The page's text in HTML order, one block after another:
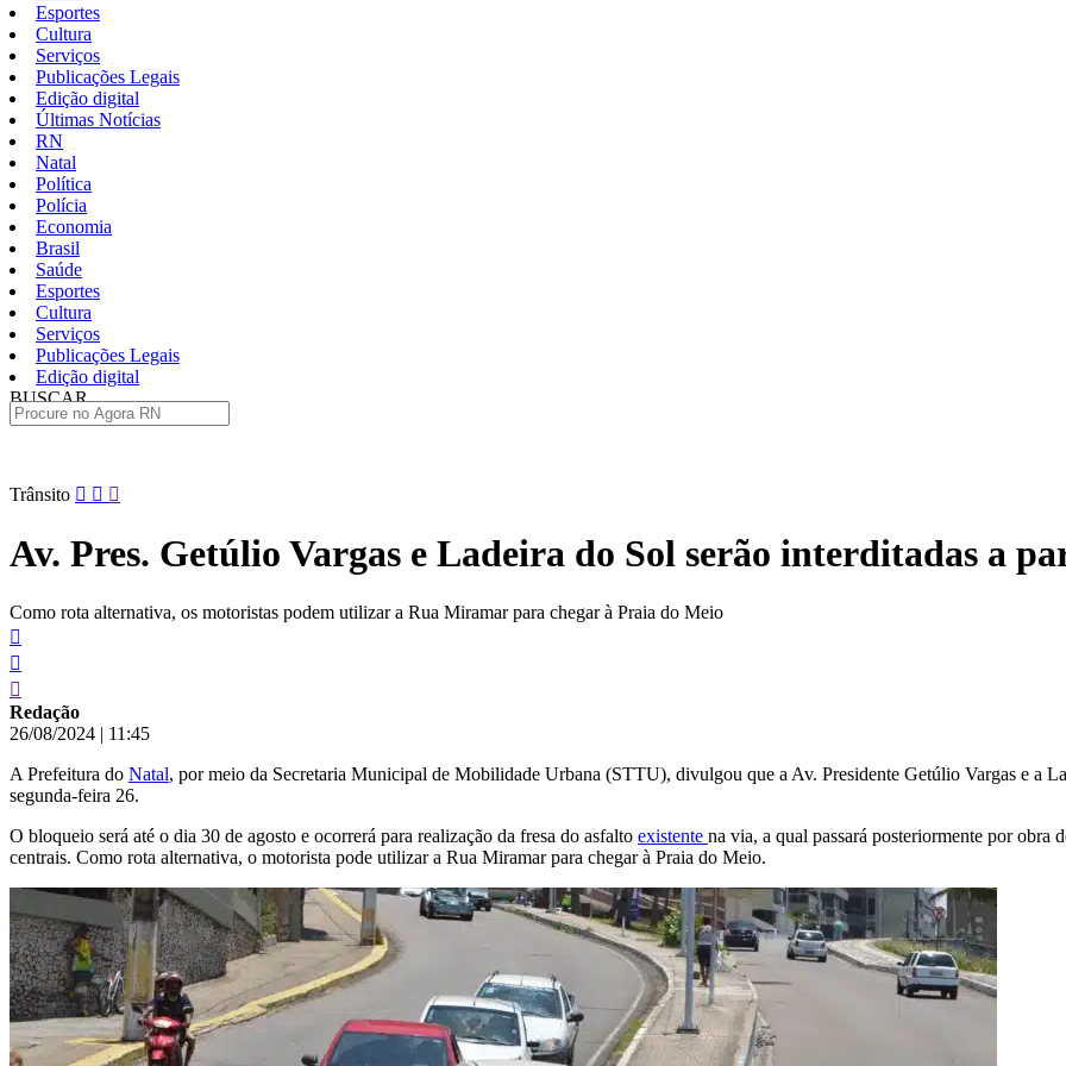
Esportes
Cultura
Serviços
Publicações Legais
Edição digital
Últimas Notícias
RN
Natal
Política
Polícia
Economia
Brasil
Saúde
Esportes
Cultura
Serviços
Publicações Legais
Edição digital
BUSCAR
Pular
conteúdo
Trânsito
Av. Pres. Getúlio Vargas e Ladeira do Sol serão interditadas a
Como rota alternativa, os motoristas podem utilizar a Rua Miramar para chegar à Praia do Meio
Redação
26/08/2024 | 11:45
A Prefeitura do Natal, por meio da Secretaria Municipal de Mobilidade Urbana (STTU), divulgou que a Av. Presidente Getúlio Vargas e a
segunda-feira 26.
O bloqueio será até o dia 30 de agosto e ocorrerá para realização da fresa do asfalto existente na via, a qual passará posteriormente por obra
centrais. Como rota alternativa, o motorista pode utilizar a Rua Miramar para chegar à Praia do Meio.